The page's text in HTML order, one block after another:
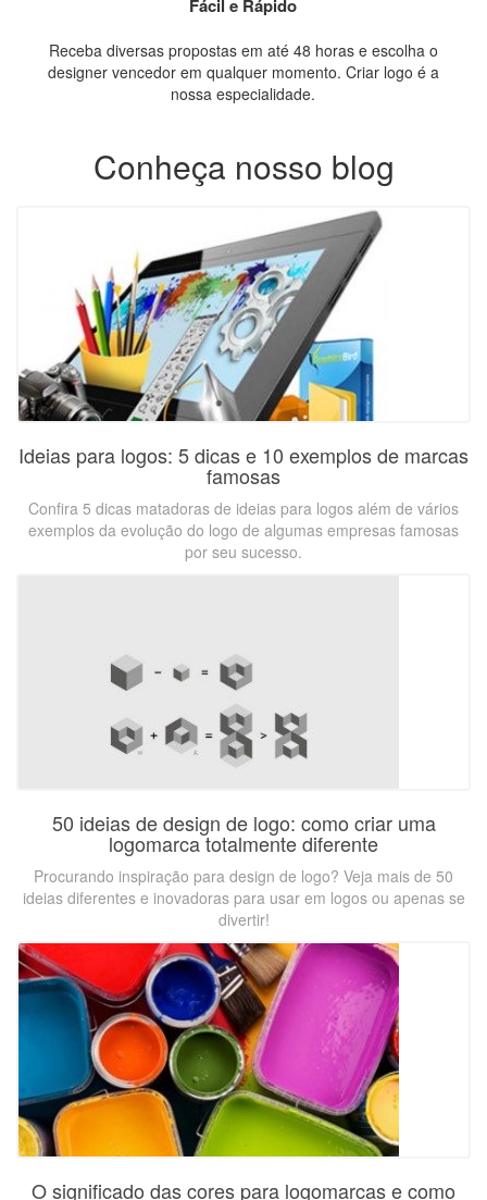
Fácil e Rápido
Receba diversas propostas em até 48 horas e escolha o
designer vencedor em qualquer momento. Criar logo é a
nossa especialidade.
Conheça nosso blog
Ideias para logos: 5 dicas e 10 exemplos de marcas
famosas
Confira 5 dicas matadoras de ideias para logos além de vários
exemplos da evolução do logo de algumas empresas famosas
por seu sucesso.
50 ideias de design de logo: como criar uma
logomarca totalmente diferente
Procurando inspiração para design de logo? Veja mais de 50
ideias diferentes e inovadoras para usar em logos ou apenas se
divertir!
O significado das cores para logomarcas e como